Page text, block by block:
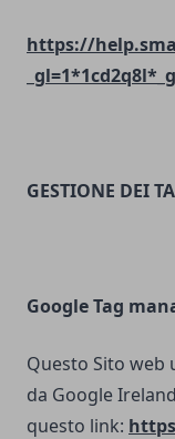
https://
GESTIONE DEI
Google Tag
Questo Sito
da Google
questo link: